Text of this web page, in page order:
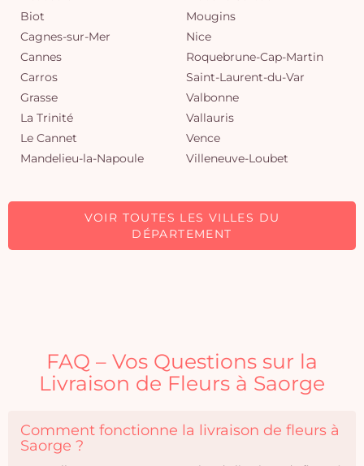
Biot
Cagnes-sur-Mer
Cannes
Carros
Grasse
La Trinité
Le Cannet
Mandelieu-la-Napoule
Mougins
Nice
Roquebrune-Cap-Martin
Saint-Laurent-du-Var
Valbonne
Vallauris
Vence
Villeneuve-Loubet
VOIR TOUTES LES VILLES DU
DÉPARTEMENT
FAQ – Vos Questions sur la
Livraison de Fleurs à Saorge
Comment fonctionne la livraison de fleurs à
Saorge ?